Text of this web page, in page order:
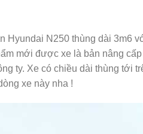
Hyundai N250 thùng dài 3m6
mới được xe là bản nâng
ty. Xe có chiều dài thùng tới
xe này nha !